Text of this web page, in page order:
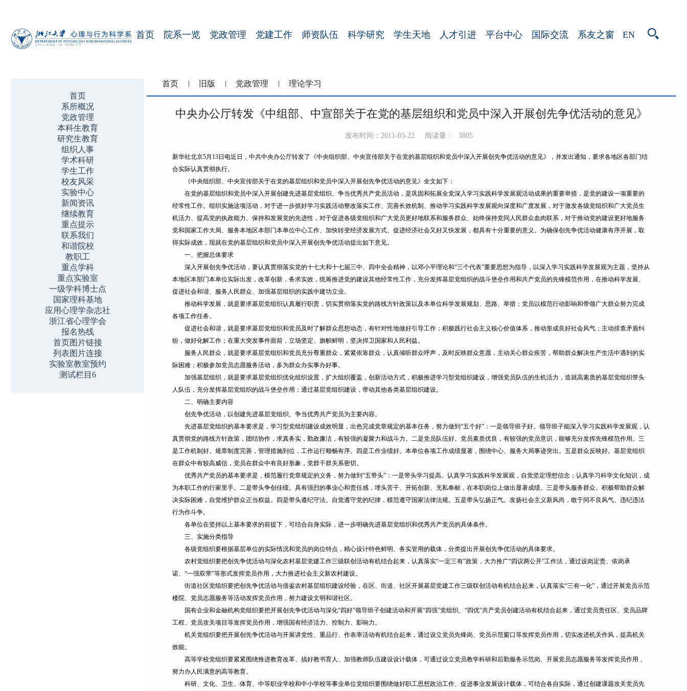
首页 院系一览 党政管理 党建工作 师资队伍 科学研究 学生天地 人才引进 平台中心 国际交流 系友之窗 EN
首页
系所概况
党政管理
本科生教育
研究生教育
组织人事
学术科研
学生工作
校友风采
实验中心
新闻资讯
继续教育
重点提示
联系我们
和谐院校
教职工
重点学科
重点实验室
一级学科博士点
国家理科基地
应用心理学杂志社
浙江省心理学会
报名热线
首页图片链接
列表图片连接
实验室教室预约
测试栏目6
首页 旧版 党政管理 理论学习
中央办公厅转发《中组部、中宣部关于在党的基层组织和党员中深入开展创先争优活动的意见》
发布时间：2011-03-22 阅读量： 3805
新华社北京5月13日电近日，中共中央办公厅转发了《中央组织部、中央宣传部关于在党的基层组织和党员中深入开展创先争优活动的意见》，并发出通知，要求各地区各部门结
合实际认真贯彻执行。
《中央组织部、中央宣传部关于在党的基层组织和党员中深入开展创先争优活动的意见》全文如下：
在党的基层组织和党员中深入开展创建先进基层党组织、争当优秀共产党员活动，是巩固和拓展全党深入学习实践科学发展观活动成果的重要举措，是党的建设一项重要的
经常性工作。组织实施这项活动，对于进一步抓好学习实践活动整改落实工作、完善长效机制、推动学习实践科学发展观向深度和广度发展，对于激发各级党组织和广大党员生
机活力、提高党的执政能力、保持和发展党的先进性，对于促进各级党组织和广大党员更好地联系和服务群众、始终保持党同人民群众血肉联系，对于推动党的建设更好地服务
党和国家工作大局、服务本地区本部门本单位中心工作、加快转变经济发展方式、促进经济社会又好又快发展，都具有十分重要的意义。为确保创先争优活动健康有序开展，取
得实际成效，现就在党的基层组织和党员中深入开展创先争优活动提出如下意见。
一、把握总体要求
深入开展创先争优活动，要认真贯彻落实党的十七大和十七届三中、四中全会精神，以邓小平理论和“三个代表”重要思想为指导，以深入学习实践科学发展观为主题，坚持从
本地区本部门本单位实际出发，改革创新，务求实效，统筹推进党的建设其他经常性工作，充分发挥基层党组织的战斗堡垒作用和共产党员的先锋模范作用，在推动科学发展、
促进社会和谐、服务人民群众、加强基层组织的实践中建功立业。
推动科学发展，就是要求基层党组织认真履行职责，切实贯彻落实党的路线方针政策以及本单位科学发展规划、思路、举措；党员以模范行动影响和带领广大群众努力完成
各项工作任务。
促进社会和谐，就是要求基层党组织和党员及时了解群众思想动态，有针对性地做好引导工作；积极践行社会主义核心价值体系，推动形成良好社会风气；主动排查矛盾纠
纷，做好化解工作；在重大突发事件面前，立场坚定、旗帜鲜明，坚决捍卫国家和人民利益。
服务人民群众，就是要求基层党组织和党员充分尊重群众，紧紧依靠群众，认真倾听群众呼声，及时反映群众意愿，主动关心群众疾苦，帮助群众解决生产生活中遇到的实
际困难；积极参加党员志愿服务活动，多为群众办实事办好事。
加强基层组织，就是要求基层党组织优化组织设置，扩大组织覆盖，创新活动方式，积极推进学习型党组织建设，增强党员队伍的生机活力，造就高素质的基层党组织带头
人队伍，充分发挥基层党组织的战斗堡垒作用；通过基层党组织建设，带动其他各类基层组织建设。
二、明确主要内容
创先争优活动，以创建先进基层党组织、争当优秀共产党员为主要内容。
先进基层党组织的基本要求是，学习型党组织建设成效明显，出色完成党章规定的基本任务，努力做到“五个好”：一是领导班子好。领导班子能深入学习实践科学发展观，认
真贯彻党的路线方针政策，团结协作，求真务实，勤政廉洁，有较强的凝聚力和战斗力。二是党员队伍好。党员素质优良，有较强的党员意识，能够充分发挥先锋模范作用。三
是工作机制好。规章制度完善，管理措施到位，工作运行顺畅有序。四是工作业绩好。本单位各项工作成绩显著，围绕中心、服务大局事迹突出。五是群众反映好。基层党组织
在群众中有较高威信，党员在群众中有良好形象，党群干群关系密切。
优秀共产党员的基本要求是，模范履行党章规定的义务，努力做到“五带头”：一是带头学习提高。认真学习实践科学发展观，自觉坚定理想信念；认真学习科学文化知识，成
为本职工作的行家里手。二是带头争创佳绩。具有强烈的事业心和责任感，埋头苦干、开拓创新、无私奉献，在本职岗位上做出显著成绩。三是带头服务群众。积极帮助群众解
决实际困难，自觉维护群众正当权益。四是带头遵纪守法。自觉遵守党的纪律，模范遵守国家法律法规。五是带头弘扬正气。发扬社会主义新风尚，敢于同不良风气、违纪违法
行为作斗争。
各单位在坚持以上基本要求的前提下，可结合自身实际，进一步明确先进基层党组织和优秀共产党员的具体条件。
三、实施分类指导
各级党组织要根据基层单位的实际情况和党员的岗位特点，精心设计特色鲜明、务实管用的载体，分类提出开展创先争优活动的具体要求。
农村党组织要把创先争优活动与深化农村基层党建工作三级联创活动有机结合起来，认真落实“一定三有”政策，大力推广“四议两公开”工作法，通过设岗定责、依岗承
诺、“一强双带”等形式发挥党员作用，大力推进社会主义新农村建设。
街道社区党组织要把创先争优活动与借鉴农村基层组织建设经验，在区、街道、社区开展基层党建工作三级联创活动有机结合起来，认真落实“三有一化”，通过开展党员示范
楼院、党员志愿服务等活动发挥党员作用，努力建设文明和谐社区。
国有企业和金融机构党组织要把开展创先争优活动与深化“四好”领导班子创建活动和开展“四强”党组织、“四优”共产党员创建活动有机结合起来，通过党员责任区、党员品牌
工程、党员攻关项目等发挥党员作用，增强国有经济活力、控制力、影响力。
机关党组织要把开展创先争优活动与开展讲党性、重品行、作表率活动有机结合起来，通过设立党员先锋岗、党员示范窗口等发挥党员作用，切实改进机关作风，提高机关
效能。
高等学校党组织要紧紧围绕推进教育改革、搞好教书育人、加强教师队伍建设设计载体，可通过设立党员教学科研和后勤服务示范岗、开展党员志愿服务等发挥党员作用，
努力办人民满意的高等教育。
科研、文化、卫生、体育、中等职业学校和中小学校等事业单位党组织要围绕做好职工思想政治工作、促进事业发展设计载体，可结合各自实际，通过创建课题攻关党员先